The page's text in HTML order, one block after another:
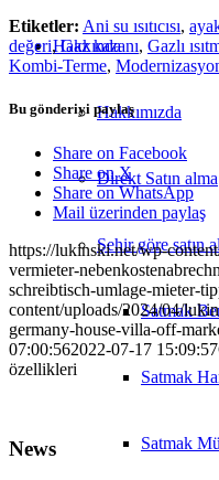
Hakkında
Hakkımızda
Direkt Satın alma
Şehir göre satın
Satmak
Satmak
Satmak
Etiketler: Ani su ısıtıcısı,
değeri,Gaz kazanı, Gazlı
Kombi-Terme,
Bu gönderiyi paylaş
Share on Facebook
Share on X
Share on WhatsApp
Mail üzerinden paylaş
https://lukinski.net/wp-
vermieter-
schreibtisch-umlage-mieter-
content/uploads/2024/04/
germany-house-villa-off-
07:00:562022-07-17 15:09:57
özellikleri
News